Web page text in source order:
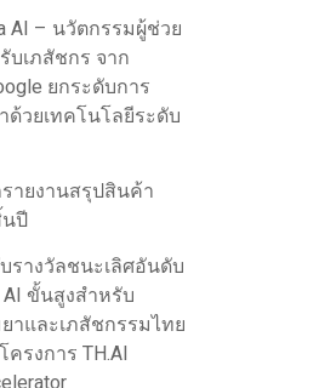
AI – นวัตกรรมผู้ช่วย
บเภสัชกร จาก
ยกระดับการ
ด้วยเทคโนโลยีระดับ
ายงานสรุปสินค้า
ปี
รางวัลชนะเลิศอันดับ
ขั้นสูงสำหรับ
าและเภสัชกรรมไทย
ครงการ TH.AI